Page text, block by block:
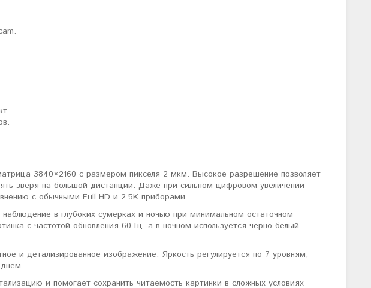
3840×2160 с размером пикселя 2 мкм. Высокое разрешение позволяет
зверя на большой дистанции. Даже при сильном цифровом увеличении
с обычными Full HD и 2.5K приборами.
наблюдение в глубоких сумерках и ночью при минимальном остаточном
с частотой обновления 60 Гц, а в ночном используется черно-белый
и детализированное изображение. Яркость регулируется по 7 уровням,
и помогает сохранить читаемость картинки в сложных условиях